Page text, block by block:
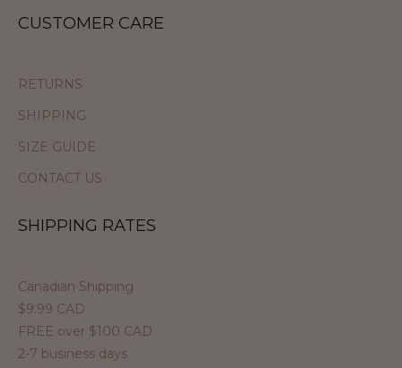
CUSTOMER CARE
RETURNS
SHIPPING
SIZE GUIDE
CONTACT US
SHIPPING RATES
Canadian Shipping
$9.99 CAD
FREE over $100 CAD
2-7 business days